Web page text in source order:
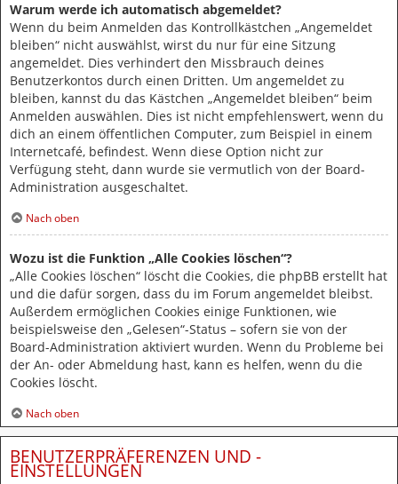
Warum werde ich automatisch abgemeldet?
Wenn du beim Anmelden das Kontrollkästchen „Angemeldet
bleiben“ nicht auswählst, wirst du nur für eine Sitzung
angemeldet. Dies verhindert den Missbrauch deines
Benutzerkontos durch einen Dritten. Um angemeldet zu
bleiben, kannst du das Kästchen „Angemeldet bleiben“ beim
Anmelden auswählen. Dies ist nicht empfehlenswert, wenn du
dich an einem öffentlichen Computer, zum Beispiel in einem
Internetcafé, befindest. Wenn diese Option nicht zur
Verfügung steht, dann wurde sie vermutlich von der Board-
Administration ausgeschaltet.
Nach oben
Wozu ist die Funktion „Alle Cookies löschen“?
„Alle Cookies löschen“ löscht die Cookies, die phpBB erstellt hat
und die dafür sorgen, dass du im Forum angemeldet bleibst.
Außerdem ermöglichen Cookies einige Funktionen, wie
beispielsweise den „Gelesen“-Status – sofern sie von der
Board-Administration aktiviert wurden. Wenn du Probleme bei
der An- oder Abmeldung hast, kann es helfen, wenn du die
Cookies löscht.
Nach oben
BENUTZERPRÄFERENZEN UND -
EINSTELLUNGEN